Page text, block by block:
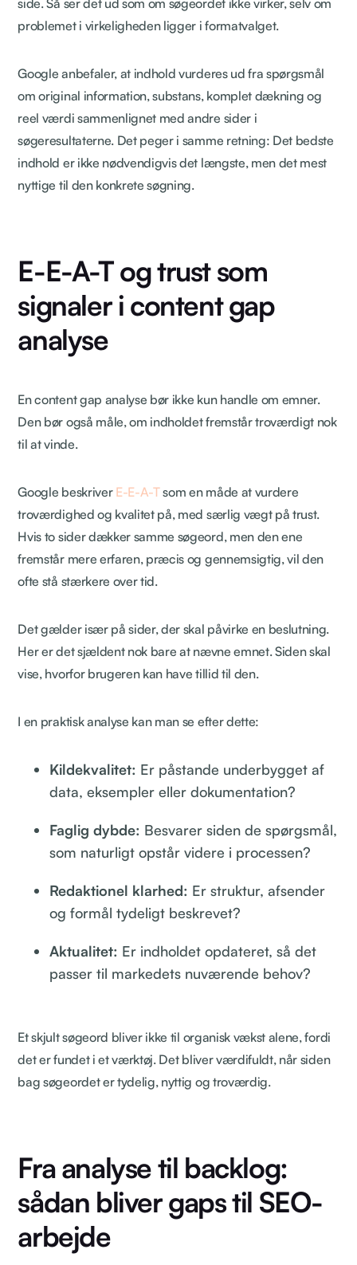
problemet i virkeligheden ligger i formatvalget.
Google anbefaler, at indhold vurderes ud fra spørgsmål
om original information, substans, komplet dækning og
reel værdi sammenlignet med andre sider i
søgeresultaterne. Det peger i samme retning: Det bedste
indhold er ikke nødvendigvis det længste, men det mest
nyttige til den konkrete søgning.
E-E-A-T og trust som
signaler i content gap
analyse
En content gap analyse bør ikke kun handle om emner.
Den bør også måle, om indholdet fremstår troværdigt nok
til at vinde.
Google beskriver E-E-A-Tsom en måde at vurdere
troværdighed og kvalitet på, med særlig vægt på trust.
Hvis to sider dækker samme søgeord, men den ene
fremstår mere erfaren, præcis og gennemsigtig, vil den
ofte stå stærkere over tid.
Det gælder især på sider, der skal påvirke en beslutning.
Her er det sjældent nok bare at nævne emnet. Siden skal
vise, hvorfor brugeren kan have tillid til den.
I en praktisk analyse kan man se efter dette:
Kildekvalitet: Er påstande underbygget af
data, eksempler eller dokumentation?
Faglig dybde: Besvarer siden de spørgsmål,
som naturligt opstår videre i processen?
Redaktionel klarhed: Er struktur, afsender
og formål tydeligt beskrevet?
Aktualitet: Er indholdet opdateret, så det
passer til markedets nuværende behov?
Et skjult søgeord bliver ikke til organisk vækst alene, fordi
det er fundet i et værktøj. Det bliver værdifuldt, når siden
bag søgeordet er tydelig, nyttig og troværdig.
Fra analyse til backlog:
sådan bliver gaps til SEO-
arbejde